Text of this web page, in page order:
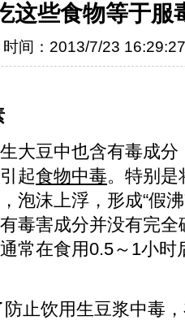
这些食物等于服
时间：2013/7/23 16:29:27
豆中也含有毒成分
起食物中毒。特别
泡沫上浮，形成“假
毒害成分并没有完
常在食用0.5～1小时
饮用生豆浆中毒，